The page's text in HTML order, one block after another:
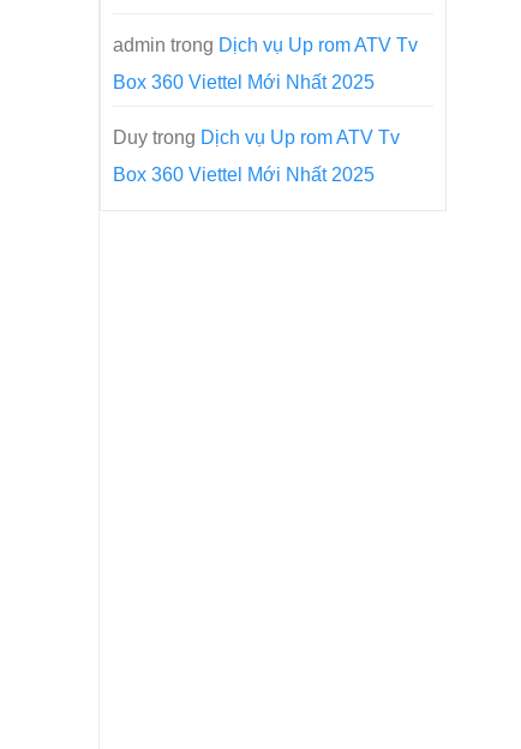
admin trong Dịch vụ Up rom ATV Tv
Box 360 Viettel Mới Nhất 2025
Duy trong Dịch vụ Up rom ATV Tv
Box 360 Viettel Mới Nhất 2025